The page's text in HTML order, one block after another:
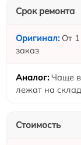
Срок ремонта
От
заказ
Чаще
лежат на
Стоимость